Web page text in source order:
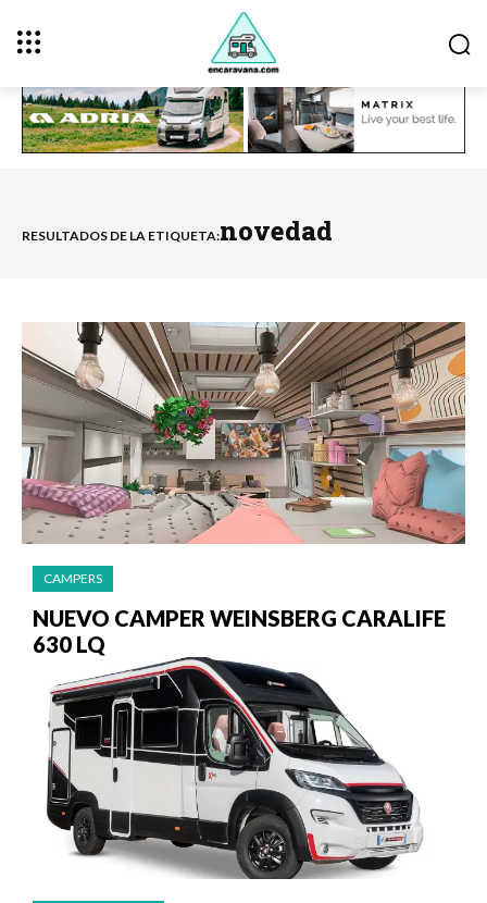
RESULTADOS DE LA ETIQUETA:novedad
CAMPERS
NUEVO CAMPER WEINSBERG CARALIFE
630 LQ